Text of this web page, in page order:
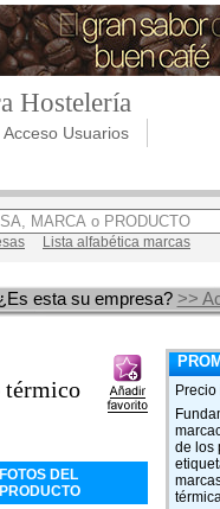
Hostelería
Acceso Usuarios
Lista alfabética marcas
esta su empresa? >>
térmico
FOTOS DEL
PRODUCTO
de los